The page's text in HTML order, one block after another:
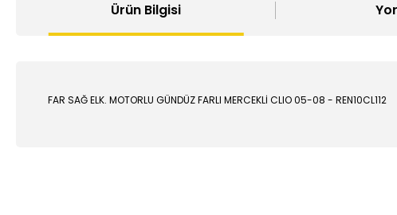
Ürün Bilgisi
FAR SAĞ ELK. MOTORLU GÜNDÜZ FARLI MERCEKLİ CLIO 05-08 - REN10CL112